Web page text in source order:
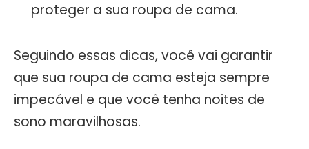
proteger a sua roupa de cama.
Seguindo essas dicas, você vai garantir
que sua roupa de cama esteja sempre
impecável e que você tenha noites de
sono maravilhosas.